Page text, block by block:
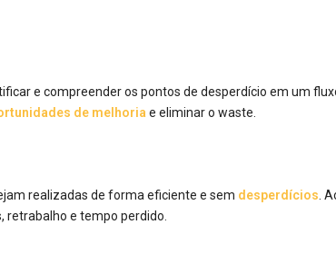
e compreender os pontos de desperdício em um
de melhoria e eliminar o waste.
realizadas de forma eficiente e sem desperdícios .
retrabalho e tempo perdido.